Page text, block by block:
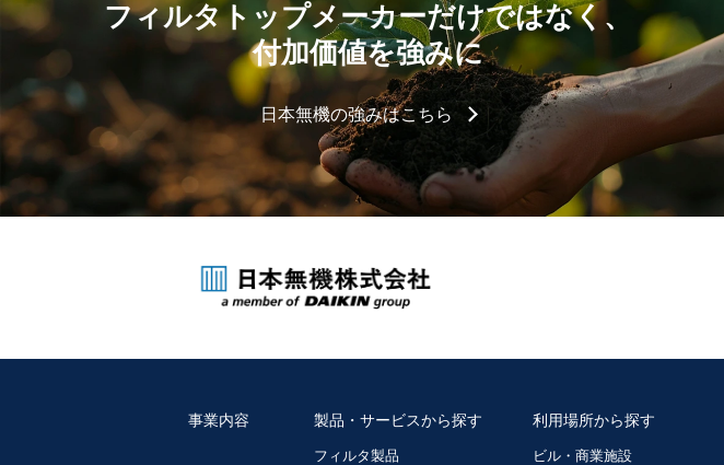
フィルタトップメーカーだけではなく、
付加価値を強みに
日本無機の強みはこちら
事業内容 製品・サービスから探す
フィルタ製品
利用場所から探す
ビル・商業施設